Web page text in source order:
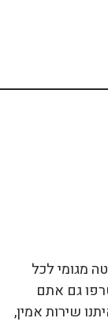
מגומי לכל
גם אתם
שירות אמין,